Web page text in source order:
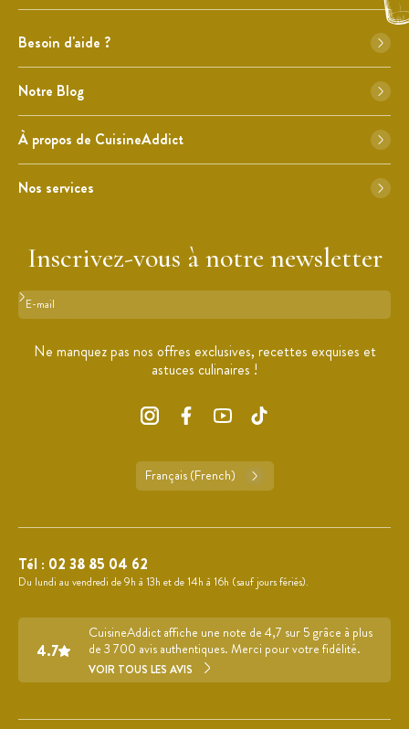
Besoin d'aide ?
Notre Blog
À propos de CuisineAddict
Nos services
Inscrivez-vous à notre newsletter
Format : adresse@email.com
Ne manquez pas nos offres exclusives, recettes exquises et
astuces culinaires !
Français (French)
Tél : 02 38 85 04 62
Du lundi au vendredi de 9h à 13h et de 14h à 16h (sauf jours fériés).
4.7
CuisineAddict affiche une note de 4,7 sur 5 grâce à plus
de 3 700 avis authentiques. Merci pour votre fidélité.
VOIR TOUS LES AVIS